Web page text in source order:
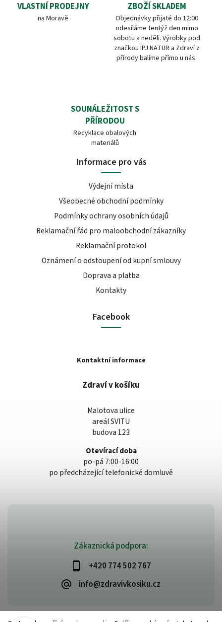
VLASTNÍ PRODEJNY
na Moravě
ZBOŽÍ SKLADEM
Objednávky přijaté do 12:00
odesíláme tentýž den mimo
sobotu a neděli. Výrobky pod
značkou IPJ NATUR a Zdraví z
přírody balíme přímo u nás.
SOUNÁLEŽITOST S
PŘÍRODOU
Recyklace obalových
materiálů
Zákaznická podpora:
+420 774 502 767
info@zdravivkosiku.cz
Informace pro vás
Výdejní místa
Všeobecné obchodní podmínky
Podmínky ochrany osobních údajů
Reklamační řád pro maloobchodní zákazníky
Reklamační protokol
Oznámení o odstoupení od kupní smlouvy
Doprava a platba
Kontakty
Facebook
Kontaktní informace
Zdraví v košíku
Malotova ulice
areál SVITU
budova 123
Otevírací doba
po-pá 7:00-16:00
po předcházející telefonické domluvě